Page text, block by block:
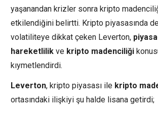
yaşanandan krizler sonra kripto
etkilendiğini belirtti. Kripto piyasasında
volatiliteye dikkat çeken Leverton,
hareketlilik ve kripto madenciliği
kıymetlendirdi.
Leverton, kripto piyasası ile kripto
ortasındaki ilişkiyi şu halde lisana getirdi;